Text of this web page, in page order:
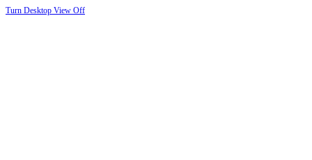
Turn Desktop View Off